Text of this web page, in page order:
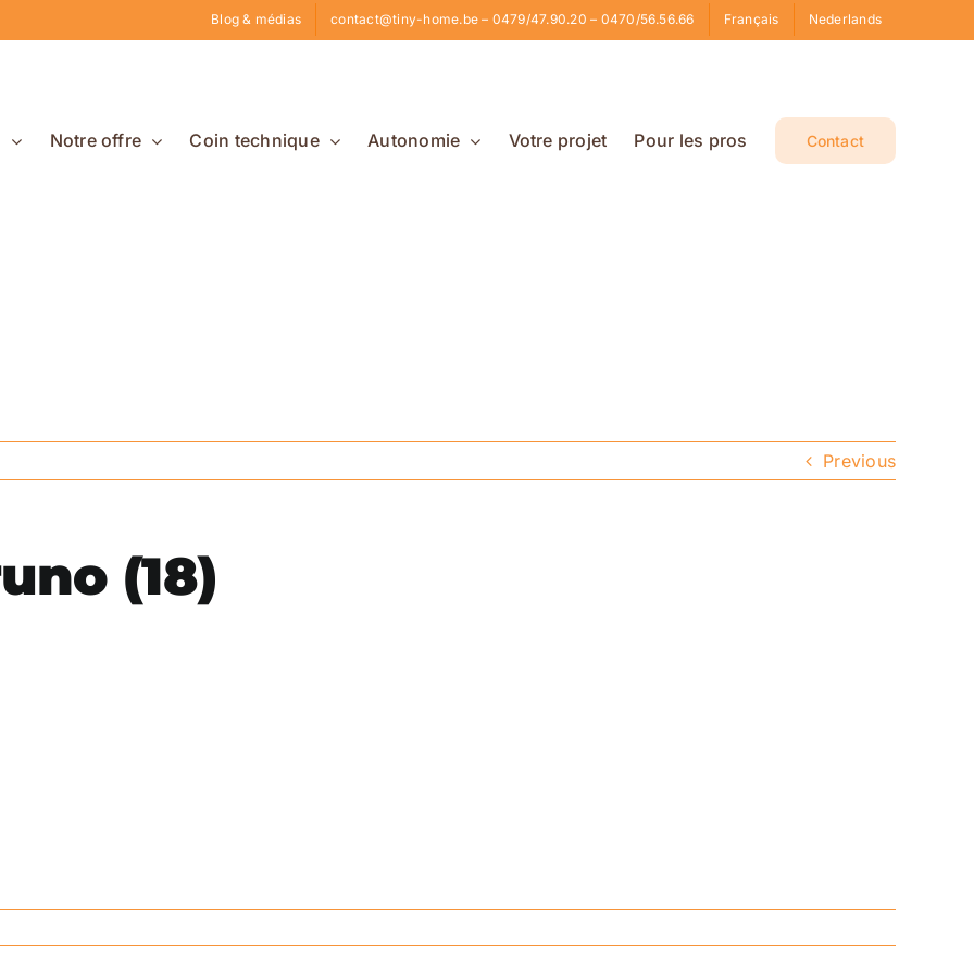
Blog & médias contact@tiny-home.be – 0479/47.90.20 – 0470/56.56.66 Français Nederlands
Notre offre Coin technique Autonomie Votre projet Pour les pros Contact
Previous
(18)